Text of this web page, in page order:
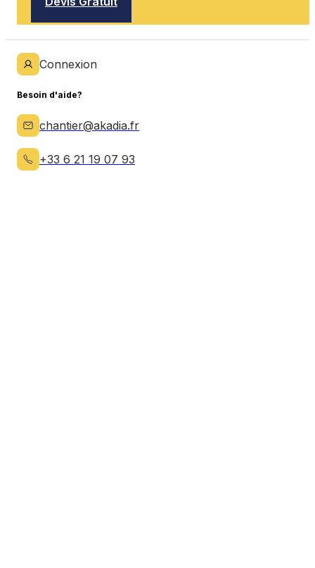
Connexion
Besoin d'aide?
chantier@akadia.fr
+33 6 21 19 07 93